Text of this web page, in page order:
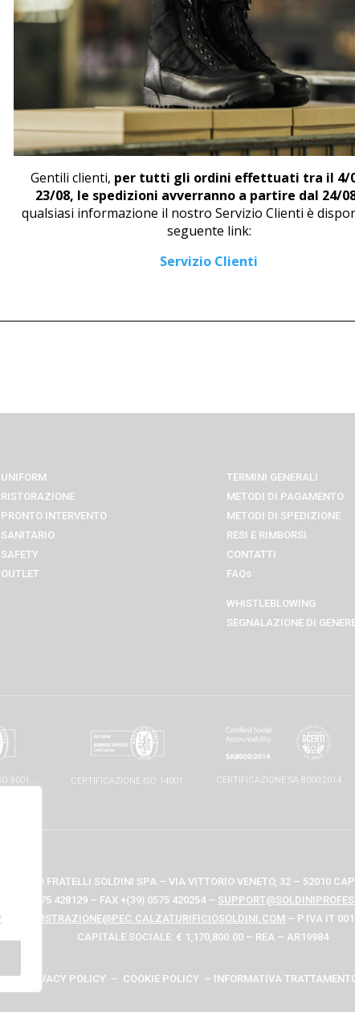
PRODOTTI CORRELATI
UNIFORM
RISTORAZIONE
PRONTO INTERVENTO
SANITARIO
SAFETY
OUTLET
TERMINI GENERALI
METODI DI PAGAMENTO
METODI DI SPEDIZIONE
RESI E RIMBORSI
CONTATTI
FAQs
WHISTLEBLOWING
SEGNALAZIONE DI
9001 CERTIFICAZIONE ISO 14001 CERTIFICAZIONE SA 8000:2014
FRATELLI SOLDINI SPA – VIA VITTORIO VENETO, 32 – 52010
+(39) 0575 428129 – FAX +(39) 0575 420254 –
AMMINISTRAZIONE@PEC.CALZATURIFICIOSOLDINI.COM – P.IVA IT
CAPITALE SOCIALE: € 1,170,800.00 – REA – AR19984
PRIVACY POLICY – COOKIE POLICY – INFORMATIVA
Gentili clienti, per tutti gli ordini effettuati tra il 4/
23/08, le spedizioni avverranno a partire dal 24/
qualsiasi informazione il nostro Servizio Clienti è
seguente link:
Servizio Clienti